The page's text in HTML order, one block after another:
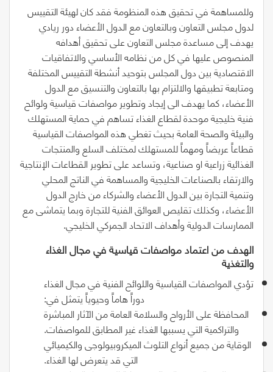
وللمساهمة في تحقيق هذه المنظومة فقد كان لهيئة التقييس
لدول مجلس التعاون وبالتعاون مع الدول الأعضاء دور ريادي
يهدف إلى مساعدة مجلس التعاون على تحقيق أهدافه
المنصوص عليها في كل من نظامه الأساسي والاتفاقيات
الاقتصادية بين دول المجلس بتوحيد أنشطة التقييس المختلفة
ومتابعة تطبيقها والالتزام بها بالتعاون والتنسيق مع الدول
الأعضاء، كما يهدف الى إيجاد وتطوير مواصفات قياسية ولوائح
فنية خليجية موحدة لقطاع الغذاء تساهم في حماية المستهلك
والبيئة والصحة العامة بحيث تغطي هذه المواصفات القياسية
قطاعاً عريضاً ومهماً للمستهلك لمختلف السلع والمنتجات
الغذائية زراعية او صناعية، وتساعد على تطوير القطاعات الإنتاجية
والارتقاء بالصناعات الخليجية والمساهمة في الناتج المحلي
وتنمية التجارة بين الدول الأعضاء والشركاء من خارج الدول
الأعضاء، وكذلك تقليص العوائق الفنية للتجارة وبما يتماشى مع
الممارسات الدولية وأهداف الاتحاد الجمركي الخليجي.
‬والتغذية
تؤدي المواصفات القياسية واللوائح الفنية في مجال الغذاء
دوراً هاماً وحيوياً يتمثل في:
المحافظة على الأرواح والسلامة العامة من الآثار المباشرة
والتراكمية التي يسببها الغذاء غير المطابق للمواصفات.
الوقاية من جميع أنواع التلوث الميكروبيولوجى والكيميائي
التي قد يتعرض لها الغذاء.